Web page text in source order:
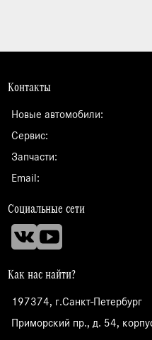
Контакты
Новые автомобили:
Сервис:
Запчасти:
Email:
Социальные сети
Как нас найти?
197374, г.Санкт-Петербург
Приморский пр., д. 54,